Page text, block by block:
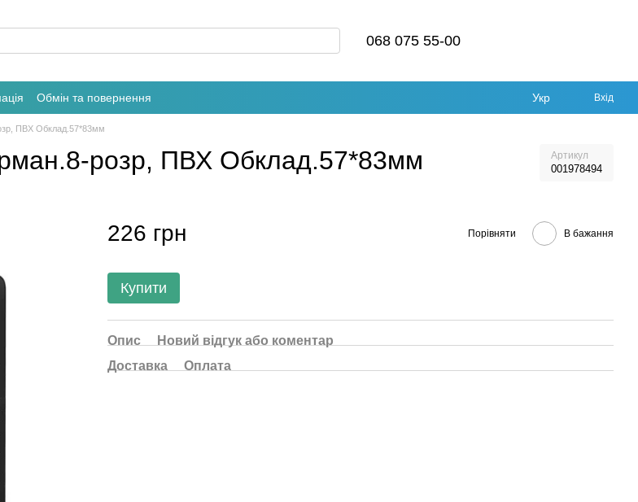
068 075 55-00
Обмін та повернення Укр Вхід
ПВХ Обклад.57*83мм
розр, ПВХ Обклад.57*83мм Артикул
001978494
226 грн Порівняти В бажання
Купити
Опис
Новий відгук або коментар
Доставка
Оплата